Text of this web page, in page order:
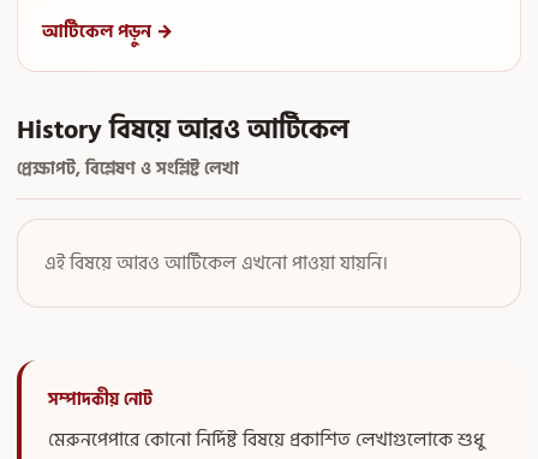
আর্টিকেল পড়ুন →
History বিষয়ে আরও আর্টিকেল
প্রেক্ষাপট, বিশ্লেষণ ও সংশ্লিষ্ট লেখা
এই বিষয়ে আরও আর্টিকেল এখনো পাওয়া যায়নি।
সম্পাদকীয় নোট
মেরুনপেপারে কোনো নির্দিষ্ট বিষয়ে প্রকাশিত লেখাগুলোকে শুধু